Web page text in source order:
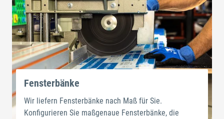
Fensterbänke
Wir liefern Fensterbänke nach Maß für Sie.
Konfigurieren Sie maßgenaue Fensterbänke, die